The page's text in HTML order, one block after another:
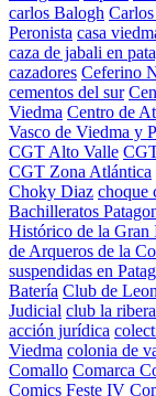
carlos Balogh
Peronista casa
caza de jabali en
cazadores Ceferino
cementos del sur
Viedma Centro de
Vasco de Viedma y
CGT Alto Valle
CGT Zona Atlántica
Choky Diaz choque
Bachilleratos
Histórico de la Gran
de Arqueros de la
suspendidas en
Batería Club de
Judicial club la ribera
acción jurídica
Viedma colonia de
Comallo Comarca
Comics Feste IV